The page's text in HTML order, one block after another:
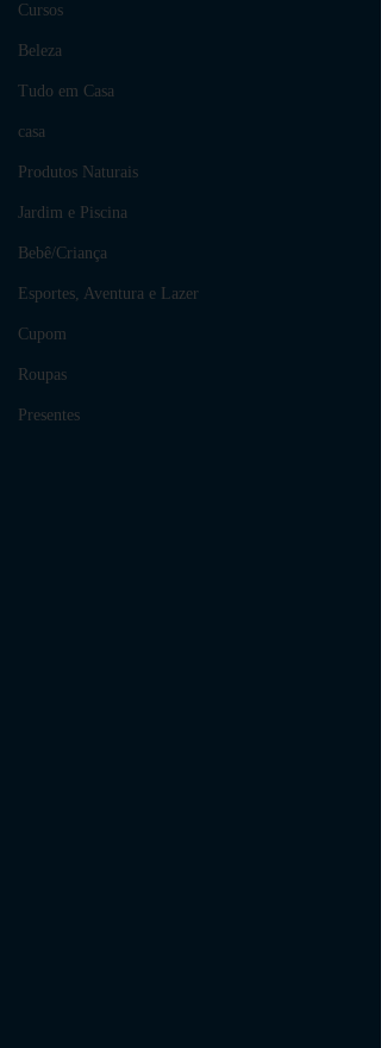
Cursos
Beleza
Tudo em Casa
casa
Produtos Naturais
Jardim e Piscina
Bebê/Criança
Esportes, Aventura e Lazer
Cupom
Roupas
Presentes